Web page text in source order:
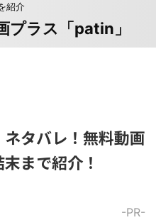
紹介
プラス「patin」
ネタバレ！無料動画
まで紹介！
-PR-